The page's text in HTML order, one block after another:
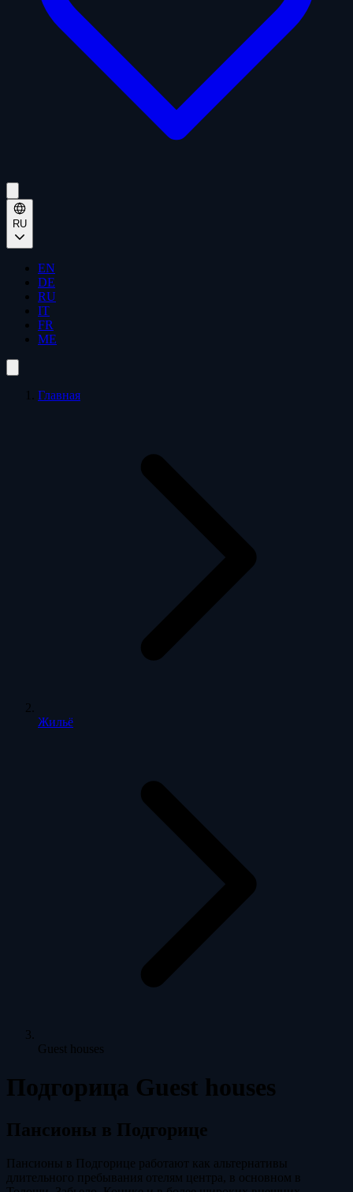
RU
EN
DE
RU
IT
FR
ME
Главная
Жильё
Guest houses
Подгорица Guest houses
Пансионы в Подгорице
Пансионы в Подгорице работают как альтернативы
длительного пребывания отелям центра, в основном в